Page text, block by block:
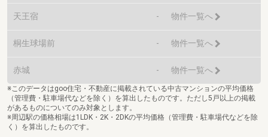
天王宿 - 物件一覧へ
桐生球場前 - 物件一覧へ
赤城 - 物件一覧へ
※このデータはgoo住宅・不動産に掲載されている中古マンションの平均価格
（管理費・駐車場代などを除く）を算出したものです。ただし5戸以上の掲載
があるものについてのみ対象とします。
※周辺駅の価格相場は1LDK・2K・2DKの平均価格（管理費・駐車場代などを除
く）を算出したものです。